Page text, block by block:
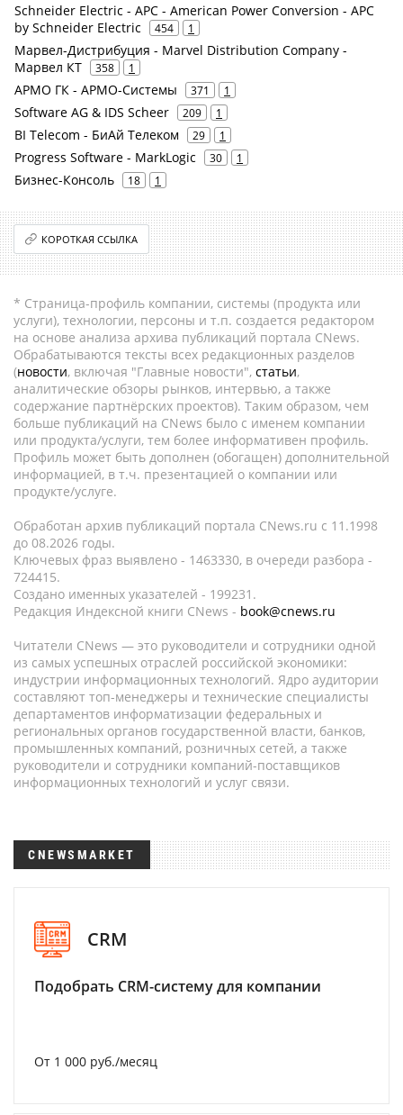
Schneider Electric - APC - American Power Conversion - APC
by Schneider Electric
454 1
Марвел-Дистрибуция - Marvel Distribution Company -
Марвел КТ
358 1
АРМО ГК - АРМО-Системы 371 1
Software AG & IDS Scheer 209 1
BI Telecom - БиАй Телеком 29 1
Progress Software - MarkLogic 30 1
Бизнес-Консоль 18 1
КОРОТКАЯ ССЫЛКА
* Страница-профиль компании, системы (продукта или
услуги), технологии, персоны и т.п. создается редактором
на основе анализа архива публикаций портала CNews.
Обрабатываются тексты всех редакционных разделов
(новости, включая "Главные новости", статьи,
аналитические обзоры рынков, интервью, а также
содержание партнёрских проектов). Таким образом, чем
больше публикаций на CNews было с именем компании
или продукта/услуги, тем более информативен профиль.
Профиль может быть дополнен (обогащен) дополнительной
информацией, в т.ч. презентацией о компании или
продукте/услуге.
Обработан архив публикаций портала CNews.ru c 11.1998
до 08.2026 годы.
Ключевых фраз выявлено - 1463330, в очереди разбора -
724415.
Создано именных указателей - 199231.
Редакция Индексной книги CNews - book@cnews.ru
Читатели CNews — это руководители и сотрудники одной
из самых успешных отраслей российской экономики:
индустрии информационных технологий. Ядро аудитории
составляют топ-менеджеры и технические специалисты
департаментов информатизации федеральных и
региональных органов государственной власти, банков,
промышленных компаний, розничных сетей, а также
руководители и сотрудники компаний-поставщиков
информационных технологий и услуг связи.
CNEWSMARKET
CRM
Подобрать CRM-систему для компании
От 1 000 руб./месяц